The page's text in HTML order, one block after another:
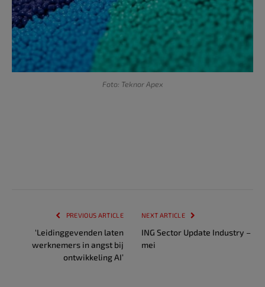
Foto: Teknor Apex
PREVIOUS ARTICLE
‘Leidinggevenden laten
werknemers in angst bij
ontwikkeling AI’
NEXT ARTICLE
ING Sector Update Industry –
mei